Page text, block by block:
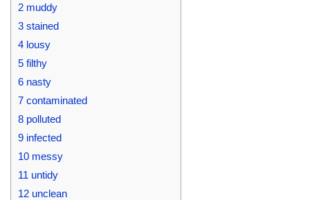
2 muddy
3 stained
4 lousy
5 filthy
6 nasty
7 contaminated
8 polluted
9 infected
10 messy
11 untidy
12 unclean